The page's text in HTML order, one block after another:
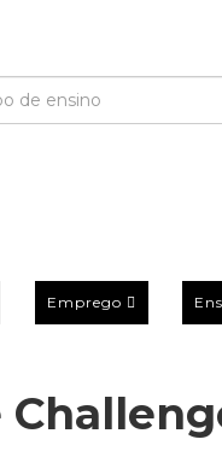
Emprego